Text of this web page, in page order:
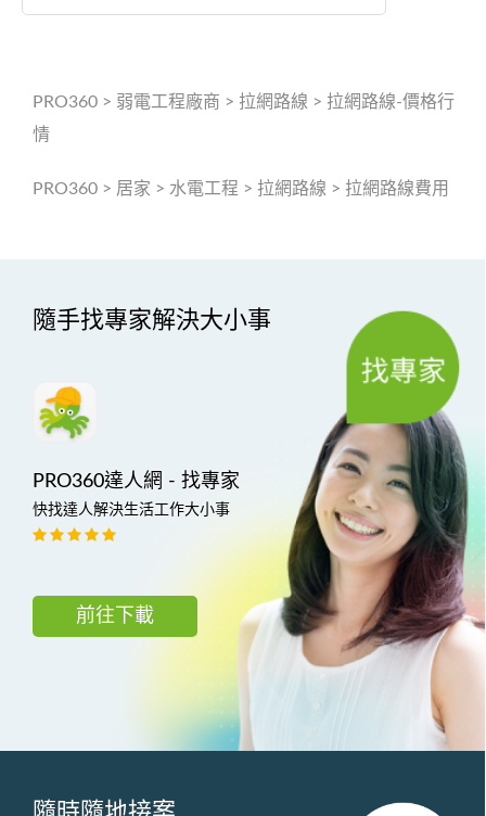
PRO360 > 弱電工程廠商 > 拉網路線 > 拉網路線-價格行
情
PRO360 > 居家 > 水電工程 > 拉網路線 > 拉網路線費用
隨手找專家解決大小事
PRO360達人網 - 找專家
快找達人解決生活工作大小事
前往下載